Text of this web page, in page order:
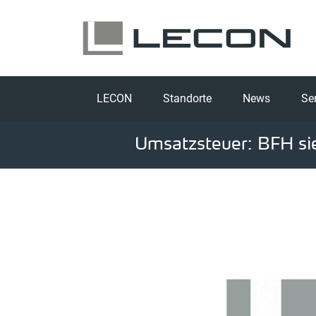
LECON Standorte News
Umsatzsteuer: BFH